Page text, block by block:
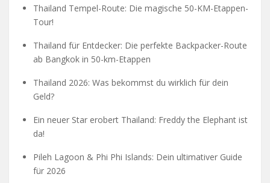
Thailand Tempel-Route: Die magische 50-KM-Etappen-
Tour!
Thailand für Entdecker: Die perfekte Backpacker-Route
ab Bangkok in 50-km-Etappen
Thailand 2026: Was bekommst du wirklich für dein
Geld?
Ein neuer Star erobert Thailand: Freddy the Elephant ist
da!
Pileh Lagoon & Phi Phi Islands: Dein ultimativer Guide
für 2026